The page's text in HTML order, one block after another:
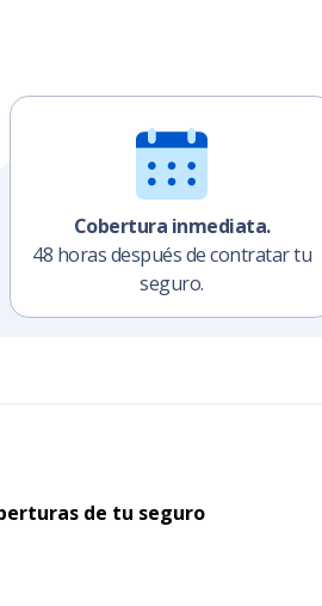
Cobertura inmediata.
48 horas después de contratar tu
seguro.
de tu seguro